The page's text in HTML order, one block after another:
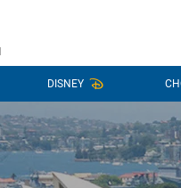
DISNEY